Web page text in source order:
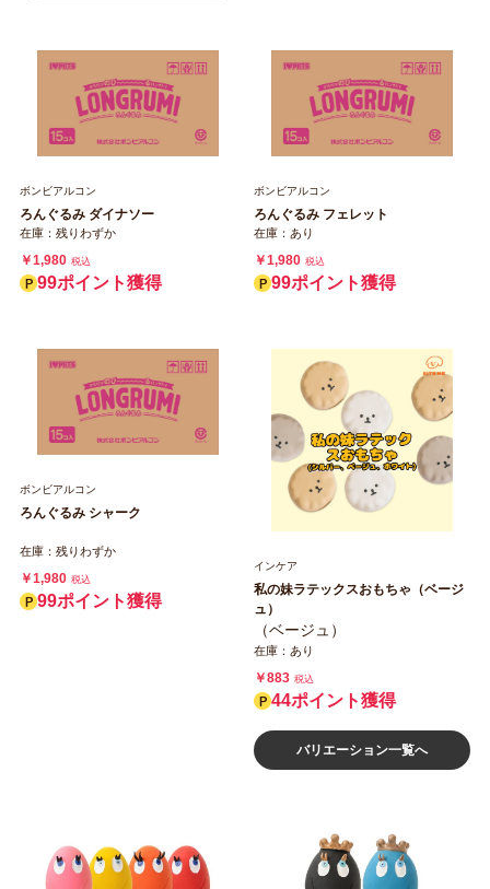
ボンビアルコン
ろんぐるみ ダイナソー
在庫：残りわずか
￥1,980 税込
99ポイント獲得
ボンビアルコン
ろんぐるみ フェレット
在庫：あり
￥1,980 税込
99ポイント獲得
ボンビアルコン
ろんぐるみ シャーク
在庫：残りわずか
￥1,980 税込
99ポイント獲得
インケア
私の妹ラテックスおもちゃ（ベージ
ュ）
（ベージュ）
在庫：あり
￥883 税込
44ポイント獲得
バリエーション一覧へ